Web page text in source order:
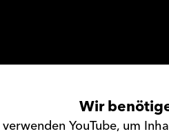
Wir
YouTube, um